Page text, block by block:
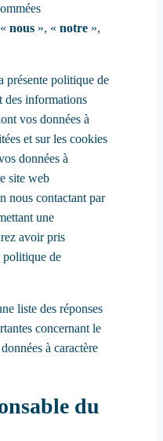
«nous », «notre »,
présente politique de
des informations
vos données à
et sur les cookies
données à
site web
nous contactant par
une
avoir pris
politique de
liste des réponses
concernant le
à caractère
du